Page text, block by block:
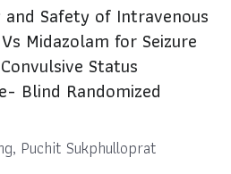
and Safety of Intravenous
Midazolam for Seizure
Status
Blind Randomized
Puchit Sukphulloprat